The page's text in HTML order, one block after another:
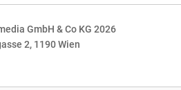
GmbH & Co KG 2026
2, 1190 Wien